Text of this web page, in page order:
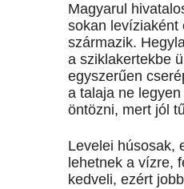
Magyarul
sokan levíziaként
származik.
a sziklakertekbe
egyszerűen
a talaja ne
öntözni, mert jól
Levelei húsosak,
lehetnek a vízre,
kedveli, ezért